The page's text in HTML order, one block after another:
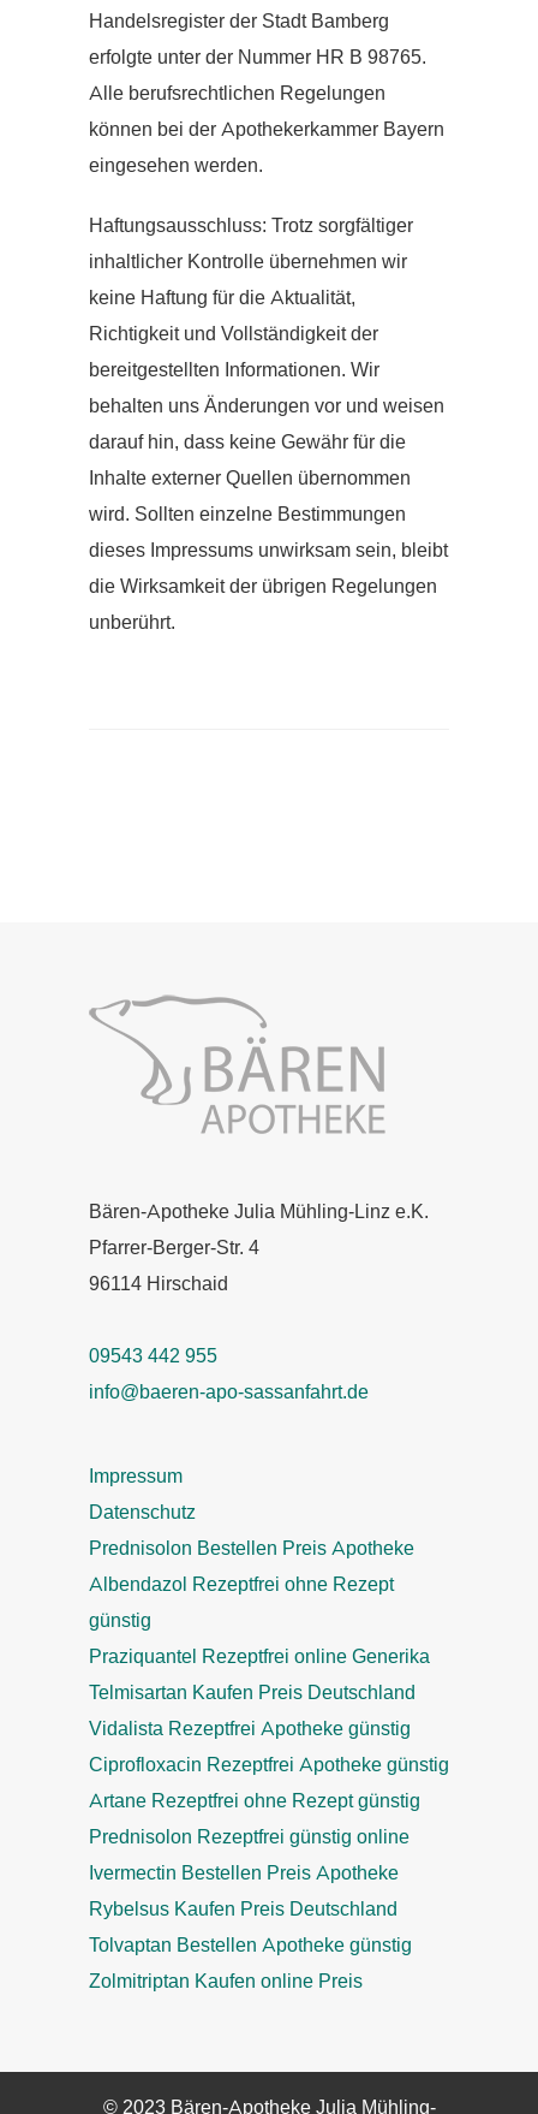
Handelsregister der Stadt Bamberg
erfolgte unter der Nummer HR B 98765.
Alle berufsrechtlichen Regelungen
können bei der Apothekerkammer Bayern
eingesehen werden.
Haftungsausschluss: Trotz sorgfältiger
inhaltlicher Kontrolle übernehmen wir
keine Haftung für die Aktualität,
Richtigkeit und Vollständigkeit der
bereitgestellten Informationen. Wir
behalten uns Änderungen vor und weisen
darauf hin, dass keine Gewähr für die
Inhalte externer Quellen übernommen
wird. Sollten einzelne Bestimmungen
dieses Impressums unwirksam sein, bleibt
die Wirksamkeit der übrigen Regelungen
unberührt.
Bären-Apotheke Julia Mühling-Linz e.K.
Pfarrer-Berger-Str. 4
96114 Hirschaid
09543 442 955
info@baeren-apo-sassanfahrt.de
Impressum
Datenschutz
Prednisolon Bestellen Preis Apotheke
Albendazol Rezeptfrei ohne Rezept
günstig
Praziquantel Rezeptfrei online Generika
Telmisartan Kaufen Preis Deutschland
Vidalista Rezeptfrei Apotheke günstig
Ciprofloxacin Rezeptfrei Apotheke günstig
Artane Rezeptfrei ohne Rezept günstig
Prednisolon Rezeptfrei günstig online
Ivermectin Bestellen Preis Apotheke
Rybelsus Kaufen Preis Deutschland
Tolvaptan Bestellen Apotheke günstig
Zolmitriptan Kaufen online Preis
© 2023 Bären-Apotheke Julia Mühling-